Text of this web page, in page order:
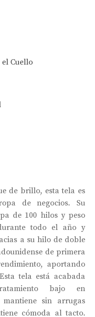
el Cuello
de brillo, esta tela es
de negocios. Su
de 100 hilos y peso
todo el año y
a su hilo de doble
de primera
aportando
tela está acabada
bajo en
sin arrugas
cómoda al tacto.